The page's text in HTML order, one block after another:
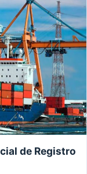
de Registro